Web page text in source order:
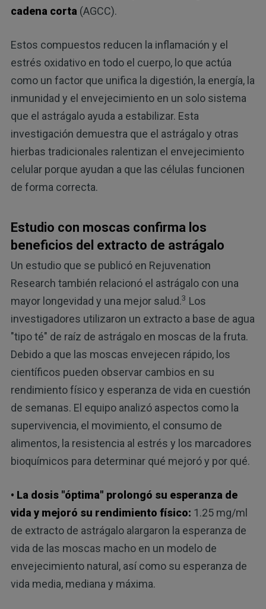
cadena corta (AGCC).
Estos compuestos reducen la inflamación y el
estrés oxidativo en todo el cuerpo, lo que actúa
como un factor que unifica la digestión, la energía, la
inmunidad y el envejecimiento en un solo sistema
que el astrágalo ayuda a estabilizar. Esta
investigación demuestra que el astrágalo y otras
hierbas tradicionales ralentizan el envejecimiento
celular porque ayudan a que las células funcionen
de forma correcta.
Estudio con moscas confirma los
beneficios del extracto de astrágalo
Un estudio que se publicó en Rejuvenation
Research también relacionó el astrágalo con una
mayor longevidad y una mejor salud.3 Los
investigadores utilizaron un extracto a base de agua
"tipo té" de raíz de astrágalo en moscas de la fruta.
Debido a que las moscas envejecen rápido, los
científicos pueden observar cambios en su
rendimiento físico y esperanza de vida en cuestión
de semanas. El equipo analizó aspectos como la
supervivencia, el movimiento, el consumo de
alimentos, la resistencia al estrés y los marcadores
bioquímicos para determinar qué mejoró y por qué.
• La dosis "óptima" prolongó su esperanza de
vida y mejoró su rendimiento físico: 1.25 mg/ml
de extracto de astrágalo alargaron la esperanza de
vida de las moscas macho en un modelo de
envejecimiento natural, así como su esperanza de
vida media, mediana y máxima.